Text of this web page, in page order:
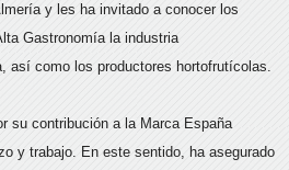
y les ha invitado a conocer los
Gastronomía la industria
así como los productores hortofrutícolas.
su contribución a la Marca España
y trabajo. En este sentido, ha asegurado